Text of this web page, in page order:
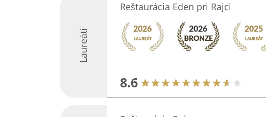
Laureáti
Reštaurácia Eden pri Rajci
8.6